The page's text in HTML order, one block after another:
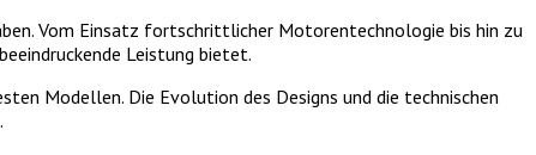
Vom Einsatz fortschrittlicher Motorentechnologie bis hin zu
Leistung bietet.
Modellen. Die Evolution des Designs und die technischen